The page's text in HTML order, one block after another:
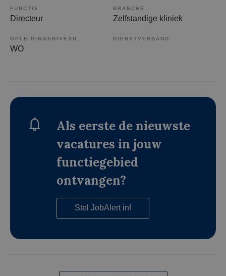
FUNCTIE
Directeur
BRANCHE
Zelfstandige kliniek
OPLEIDINGSNIVEAU
WO
DIENSTVERBAND
Als eerste de nieuwste
vacatures in jouw
functiegebied
ontvangen?
Stel JobAlert in!